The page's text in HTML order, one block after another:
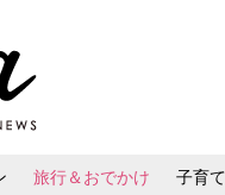
旅行＆おでかけ 子育て